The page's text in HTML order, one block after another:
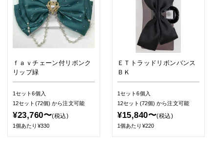
ｆａｖチェーン付リボンク
リップ緑
1セット6個入
12セット(72個)から注文可能
¥23,760〜(税込)
1個あたり¥330
ＥＴトラッドリボンバンス
ＢＫ
1セット6個入
12セット(72個)から注文可能
¥15,840〜(税込)
1個あたり¥220